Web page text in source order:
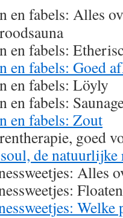
en fabels: Alles
en fabels:
en fabels: Goed
en fabels: Löyly
en fabels:
en fabels: Zout
goed
de
Alles
Floaten